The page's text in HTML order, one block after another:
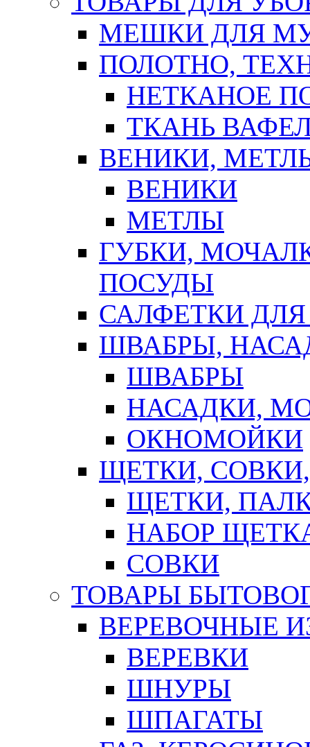
МЕШКИ ДЛЯ
ПОЛОТНО,
НЕТКАНОЕ
ТКАНЬ
ВЕНИКИ,
ВЕНИКИ
МЕТЛЫ
ГУБКИ,
ПОСУДЫ
САЛФЕТКИ
ШВАБРЫ,
ШВАБРЫ
НАСАДКИ,
ОКНОМОЙКИ
ЩЕТКИ,
ЩЕТКИ,
НАБОР
СОВКИ
ТОВАРЫ
ВЕРЕВОЧНЫЕ
ВЕРЕВКИ
ШНУРЫ
ШПАГАТЫ